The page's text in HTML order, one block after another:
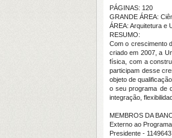
PÁGINAS: 120
GRANDE ÁREA:
ÁREA: Arquitetura e
RESUMO:
Com o crescimento
criado em 2007, a
física, com a
participam desse
objeto de
o seu programa de
integração,
MEMBROS DA
Externo ao
Presidente -